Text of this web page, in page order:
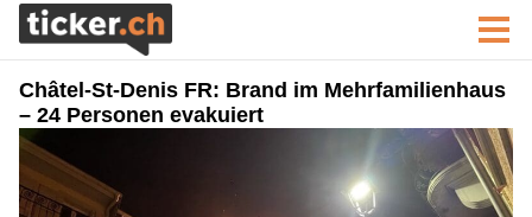
Châtel-St-Denis FR: Brand im Mehrfamilienhaus
– 24 Personen evakuiert